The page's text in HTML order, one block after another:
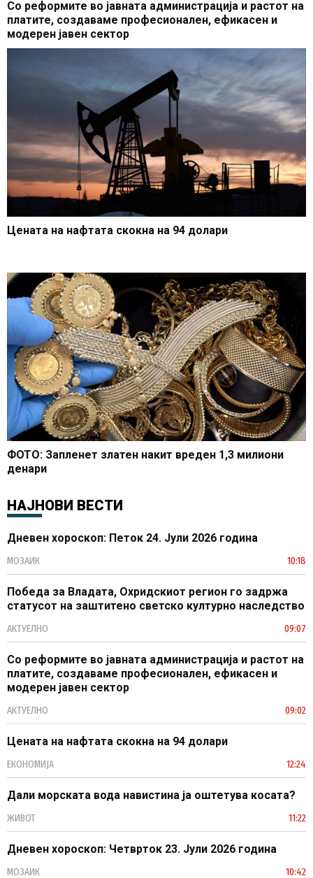
Со реформите во јавната администрација и растот на
платите, создаваме професионален, ефикасен и
модерен јавен сектор
Цената на нафтата скокна на 94 долари
ФОТО: Запленет златен накит вреден 1,3 милиони
денари
НАЈНОВИ ВЕСТИ
Дневен хороскоп: Петок 24. Јули 2026 година
МОЗАИК 10:18
Победа за Владата, Охридскиот регион го задржа
статусот на заштитено светско културно наследство
АКТУЕЛНО 09:07
Со реформите во јавната администрација и растот на
платите, создаваме професионален, ефикасен и
модерен јавен сектор
АКТУЕЛНО 09:02
Цената на нафтата скокна на 94 долари
ЕКОНОМИЈА 12:24
Дали морската вода навистина ја оштетува косата?
ЖИВОТ 11:22
Дневен хороскоп: Четврток 23. Јули 2026 година
МОЗАИК 10:42